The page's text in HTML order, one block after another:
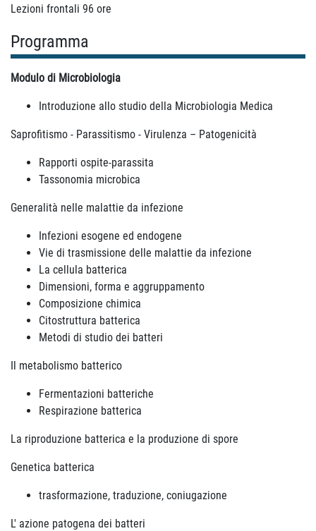
Lezioni frontali 96 ore
Programma
Modulo di Microbiologia
Introduzione allo studio della Microbiologia Medica
Saprofitismo - Parassitismo - Virulenza – Patogenicità
Rapporti ospite-parassita
Tassonomia microbica
Generalità nelle malattie da infezione
Infezioni esogene ed endogene
Vie di trasmissione delle malattie da infezione
La cellula batterica
Dimensioni, forma e aggruppamento
Composizione chimica
Citostruttura batterica
Metodi di studio dei batteri
Il metabolismo batterico
Fermentazioni batteriche
Respirazione batterica
La riproduzione batterica e la produzione di spore
Genetica batterica
trasformazione, traduzione, coniugazione
L' azione patogena dei batteri